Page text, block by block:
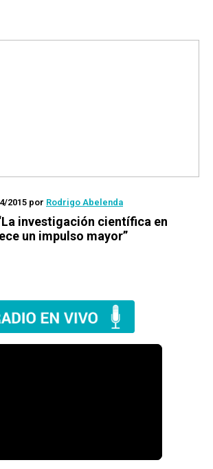
2015 por Rodrigo Abelenda
investigación científica en
un impulso mayor”